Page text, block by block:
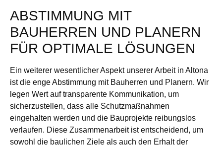
ABSTIMMUNG MIT
BAUHERREN UND PLANERN
FÜR OPTIMALE LÖSUNGEN
Ein weiterer wesentlicher Aspekt unserer Arbeit in Altona
ist die enge Abstimmung mit Bauherren und Planern. Wir
legen Wert auf transparente Kommunikation, um
sicherzustellen, dass alle Schutzmaßnahmen
eingehalten werden und die Bauprojekte reibungslos
verlaufen. Diese Zusammenarbeit ist entscheidend, um
sowohl die baulichen Ziele als auch den Erhalt der